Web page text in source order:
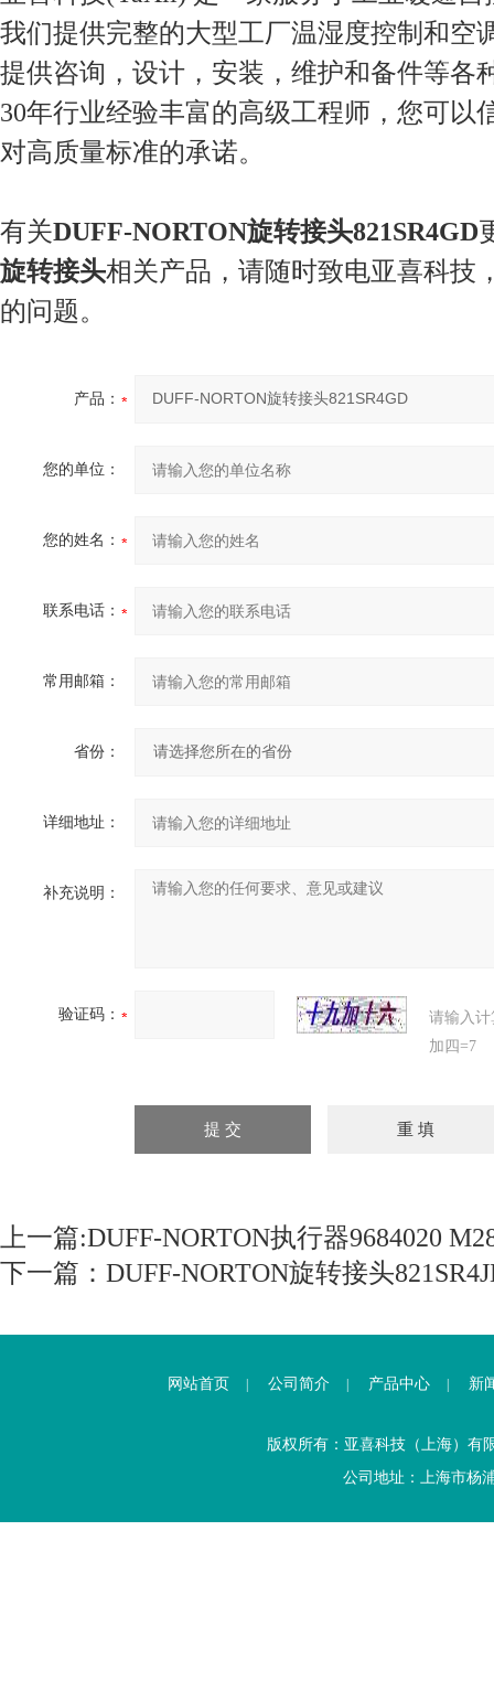
我们提供完整的大型工厂温湿度控制和空
提供咨询，设计，安装，维护和备件等各
30年行业经验丰富的高级工程师，您可以
对高质量标准的承诺。
有关DUFF-NORTON旋转接头821SR4GD
旋转接头相关产品，请随时致电亚喜科技
的问题。
产品：
您的单位：
您的姓名：
联系电话：
常用邮箱：
省份：
详细地址：
补充说明：
验证码：
请输入
加四=7
上一篇:DUFF-NORTON执行器9684020
下一篇： DUFF-NORTON旋转接头
网站首页 公司简介 产品中心 新
版权所有：亚喜科技（上海）
公司地址：上海市杨